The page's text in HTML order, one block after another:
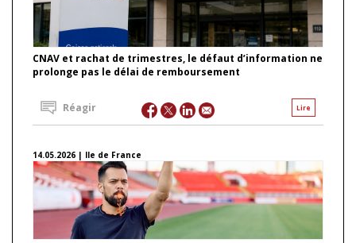
CNAV et rachat de trimestres, le défaut d’information ne
prolonge pas le délai de remboursement
Lire
Réagir
14.05.2026 | Ile de France